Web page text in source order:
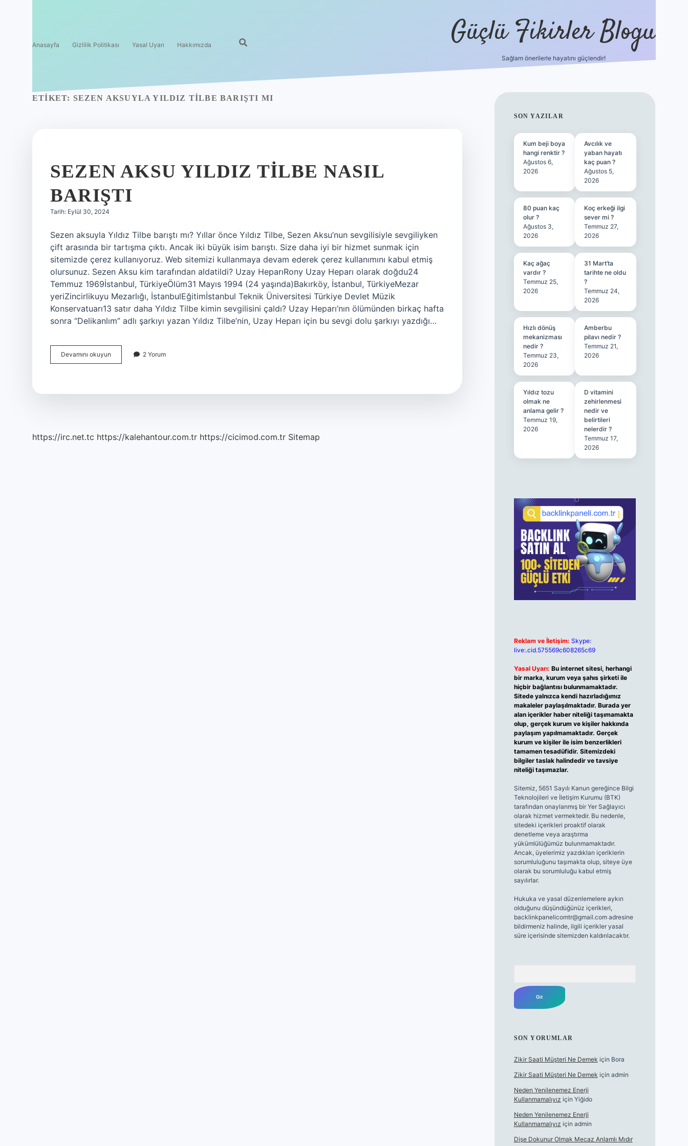
Anasayfa Gizlilik Politikası Yasal Uyarı Hakkımızda Güçlü Fikirler Blogu
Sağlam önerilerle hayatını güçlendir!
ETIKET: SEZEN AKSUYLA YILDIZ TILBE BARIŞTI MI
SEZEN AKSU YILDIZ TILBE NASIL
BARIŞTI
Tarih: Eylül 30, 2024
Sezen aksuyla Yıldız Tilbe barıştı mı? Yıllar önce Yıldız Tilbe, Sezen Aksu’nun sevgilisiyle sevgiliyken
çift arasında bir tartışma çıktı. Ancak iki büyük isim barıştı. Size daha iyi bir hizmet sunmak için
sitemizde çerez kullanıyoruz. Web sitemizi kullanmaya devam ederek çerez kullanımını kabul etmiş
olursunuz. Sezen Aksu kim tarafından aldatildi? Uzay HeparıRony Uzay Heparı olarak doğdu24
Temmuz 1969İstanbul, TürkiyeÖlüm31 Mayıs 1994 (24 yaşında)Bakırköy, İstanbul, TürkiyeMezar
yeriZincirlikuyu Mezarlığı, İstanbulEğitimİstanbul Teknik Üniversitesi Türkiye Devlet Müzik
Konservatuarı13 satır daha Yıldız Tilbe kimin sevgilisini çaldı? Uzay Heparı’nın ölümünden birkaç hafta
sonra “Delikanlım” adlı şarkıyı yazan Yıldız Tilbe’nin, Uzay Heparı için bu sevgi dolu şarkıyı yazdığı…
Devamını okuyun
Aksu
2 Yorum
https://irc.net.tc https://kalehantour.com.tr https://cicimod.com.tr Sitemap
SIDEBAR
SON YAZILAR
Kum beji boya
hangi renktir ?
Ağustos 6,
2026
Avcılık ve
yaban hayatı
kaç puan ?
Ağustos 5,
2026
80 puan kaç
olur ?
Ağustos 3,
2026
Koç erkeği ilgi
sever mi ?
Temmuz 27,
2026
Kaç ağaç
vardır ?
Temmuz 25,
2026
31 Mart’ta
tarihte ne oldu
?
Temmuz 24,
2026
Hızlı dönüş
mekanizması
nedir ?
Temmuz 23,
2026
Amberbu
pilavı nedir ?
Temmuz 21,
2026
Yıldız tozu
olmak ne
anlama gelir ?
Temmuz 19,
2026
D vitamini
zehirlenmesi
nedir ve
belirtileri
nelerdir ?
Temmuz 17,
2026
Reklam ve İletişim: Skype:
live:.cid.575569c608265c69
Yasal Uyarı: Bu internet sitesi, herhangi
bir marka, kurum veya şahıs şirketi ile
hiçbir bağlantısı bulunmamaktadır.
Sitede yalnızca kendi hazırladığımız
makaleler paylaşılmaktadır. Burada yer
alan içerikler haber niteliği taşımamakta
olup, gerçek kurum ve kişiler hakkında
paylaşım yapılmamaktadır. Gerçek
kurum ve kişiler ile isim benzerlikleri
tamamen tesadüfidir. Sitemizdeki
bilgiler taslak halindedir ve tavsiye
niteliği taşımazlar.
Sitemiz, 5651 Sayılı Kanun gereğince Bilgi
Teknolojileri ve İletişim Kurumu (BTK)
tarafından onaylanmış bir Yer Sağlayıcı
olarak hizmet vermektedir. Bu nedenle,
sitedeki içerikleri proaktif olarak
denetleme veya araştırma
yükümlülüğümüz bulunmamaktadır.
Ancak, üyelerimiz yazdıkları içeriklerin
sorumluluğunu taşımakta olup, siteye üye
olarak bu sorumluluğu kabul etmiş
sayılırlar.
Hukuka ve yasal düzenlemelere aykırı
olduğunu düşündüğünüz içerikleri,
backlinkpanelicomtr@gmail.comadresine
bildirmeniz halinde, ilgili içerikler yasal
süre içerisinde sitemizden kaldırılacaktır.
SON YORUMLAR
Zikir Saati Müşteri Ne Demek için Bora
Zikir Saati Müşteri Ne Demek için admin
Neden Yenilenemez Enerji
Kullanmamalıyız için Yiğido
Neden Yenilenemez Enerji
Kullanmamalıyız için admin
Dişe Dokunur Olmak Mecaz Anlamlı Mıdır
ilbet bahis sitesi